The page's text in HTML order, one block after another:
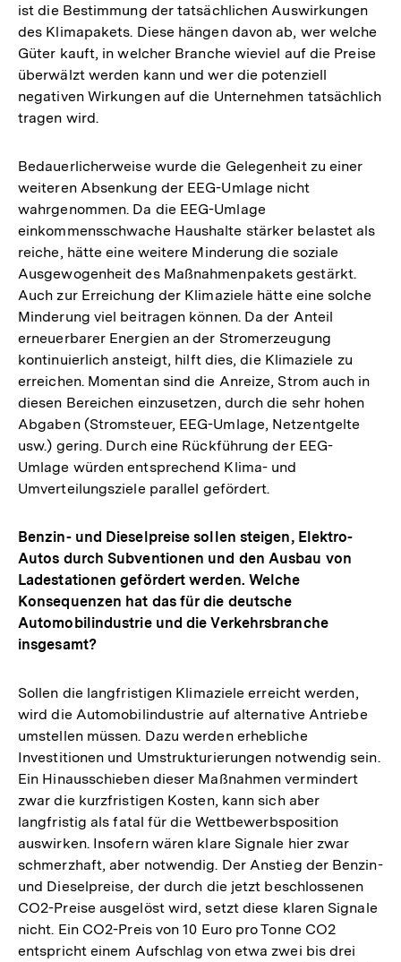
ist die Bestimmung der tatsächlichen Auswirkungen
des Klimapakets. Diese hängen davon ab, wer welche
Güter kauft, in welcher Branche wieviel auf die Preise
überwälzt werden kann und wer die potenziell
negativen Wirkungen auf die Unternehmen tatsächlich
tragen wird.
Bedauerlicherweise wurde die Gelegenheit zu einer
weiteren Absenkung der EEG-Umlage nicht
wahrgenommen. Da die EEG-Umlage
einkommensschwache Haushalte stärker belastet als
reiche, hätte eine weitere Minderung die soziale
Ausgewogenheit des Maßnahmenpakets gestärkt.
Auch zur Erreichung der Klimaziele hätte eine solche
Minderung viel beitragen können. Da der Anteil
erneuerbarer Energien an der Stromerzeugung
kontinuierlich ansteigt, hilft dies, die Klimaziele zu
erreichen. Momentan sind die Anreize, Strom auch in
diesen Bereichen einzusetzen, durch die sehr hohen
Abgaben (Stromsteuer, EEG-Umlage, Netzentgelte
usw.) gering. Durch eine Rückführung der EEG-
Umlage würden entsprechend Klima- und
Umverteilungsziele parallel gefördert.
Benzin- und Dieselpreise sollen steigen, Elektro-
Autos durch Subventionen und den Ausbau von
Ladestationen gefördert werden. Welche
Konsequenzen hat das für die deutsche
Automobilindustrie und die Verkehrsbranche
insgesamt?
Sollen die langfristigen Klimaziele erreicht werden,
wird die Automobilindustrie auf alternative Antriebe
umstellen müssen. Dazu werden erhebliche
Investitionen und Umstrukturierungen notwendig sein.
Ein Hinausschieben dieser Maßnahmen vermindert
zwar die kurzfristigen Kosten, kann sich aber
langfristig als fatal für die Wettbewerbsposition
auswirken. Insofern wären klare Signale hier zwar
schmerzhaft, aber notwendig. Der Anstieg der Benzin-
und Dieselpreise, der durch die jetzt beschlossenen
CO2-Preise ausgelöst wird, setzt diese klaren Signale
nicht. Ein CO2-Preis von 10 Euro pro Tonne CO2
entspricht einem Aufschlag von etwa zwei bis drei